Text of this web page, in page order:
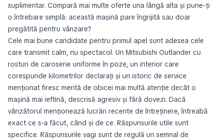
suplimentar. Compară mai multe oferte una lângă alta și pune-ți
o întrebare simplă: această mașină pare îngrijită sau doar
pregătită pentru vânzare?
Cele mai bune candidate pentru primul apel sunt adesea cele
care transmit calm, nu spectacol. Un Mitsubishi Outlander cu
rosturi de caroserie uniforme în poze, un interior care
corespunde kilometrilor declarați și un istoric de service
menționat firesc merită de obicei mai multă atenție decât o
mașină mai ieftină, descrisă agresiv și fără dovezi. Dacă
vânzătorul menționează lucrări recente de întreținere, întreabă
exact ce s-a făcut, când și de ce. Răspunsurile utile sunt
specifice. Răspunsurile vagi sunt de regulă un semnal de